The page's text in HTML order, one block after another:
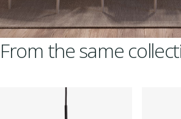
From the same